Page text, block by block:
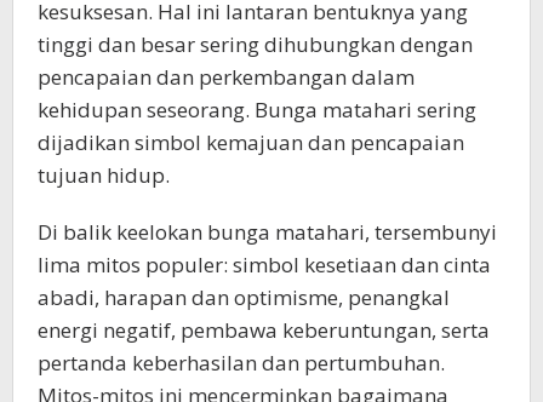
kesuksesan. Hal ini lantaran bentuknya yang
tinggi dan besar sering dihubungkan dengan
pencapaian dan perkembangan dalam
kehidupan seseorang. Bunga matahari sering
dijadikan simbol kemajuan dan pencapaian
tujuan hidup.
Di balik keelokan bunga matahari, tersembunyi
lima mitos populer: simbol kesetiaan dan cinta
abadi, harapan dan optimisme, penangkal
energi negatif, pembawa keberuntungan, serta
pertanda keberhasilan dan pertumbuhan.
Mitos-mitos ini mencerminkan bagaimana